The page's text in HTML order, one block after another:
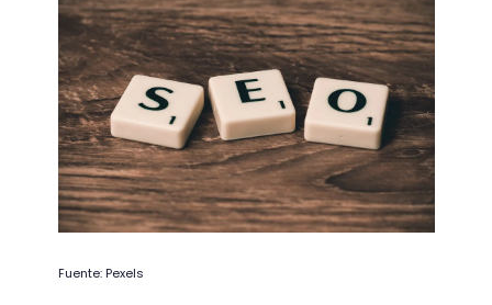
Fuente: Pexels